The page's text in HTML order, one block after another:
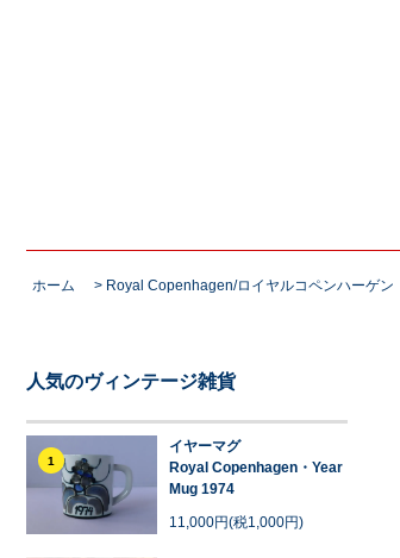
ホーム > Royal Copenhagen/ロイヤルコペンハーゲン
人気のヴィンテージ雑貨
1
イヤーマグ
Royal Copenhagen・Year
Mug 1974
11,000円(税1,000円)